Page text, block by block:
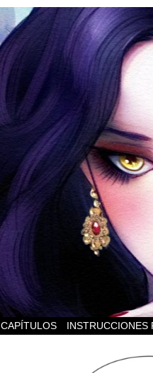
CAPÍTULOS INSTRUCCIONES